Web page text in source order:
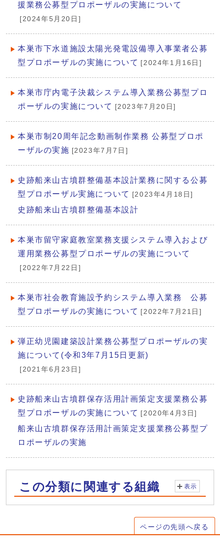
援業務公募型プロポーザルの実施について
[2024年5月20日]
本巣市下水道施設太陽光発電設備導入事業者公募
型プロポーザルの実施について [2024年1月16日]
本巣市庁内電子決裁システム導入業務公募型プロ
ポーザルの実施について [2023年7月20日]
本巣市制20周年記念動画制作業務 公募型プロポ
ーザルの実施 [2023年7月7日]
史跡船来山古墳群整備基本設計業務に関する公募
型プロポーザル実施について [2023年4月18日]
史跡船来山古墳群整備基本設計
本巣市留守家庭教室業務支援システム導入および
運用業務公募型プロポーザルの実施について
[2022年7月22日]
本巣市社会教育施設予約システム導入業務 公募
型プロポーザルの実施について [2022年7月21日]
弾正幼児園建築設計業務公募型プロポーザルの実
施について(令和3年7月15日更新)
[2021年6月23日]
史跡船来山古墳群保存活用計画策定支援業務公募
型プロポーザルの実施について [2020年4月3日]
船来山古墳群保存活用計画策定支援業務公募型プ
ロポーザルの実施
この分類に関連する組織 表示
ページの先頭へ戻る